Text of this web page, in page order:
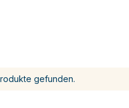
gefunden.